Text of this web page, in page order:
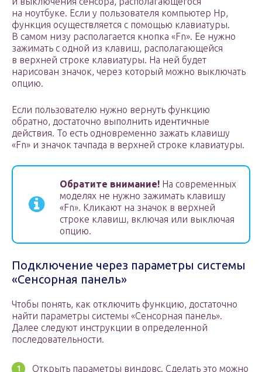
на ноутбуке. Если у пользователя компьютер Hp,
функция осуществляется с помощью клавиатуры.
В самом низу располагается кнопка «Fn». Ее нужно
зажимать с одной из клавиш, располагающейся
в верхней строке клавиатуры. На ней будет
нарисован значок, через который можно выключать
опцию.
Если пользователю нужно вернуть функцию
обратно, достаточно выполнить идентичные
действия. То есть одновременно зажать клавишу
«Fn» и значок тачпада в верхней строке клавиатуры.
Обратите внимание! На современных
моделях не нужно зажимать клавишу
«Fn». Кликают на значок в верхней
строке клавиш, включая или выключая
опцию.
Подключение через параметры системы
«Сенсорная панель»
Чтобы понять, как отключить функцию, достаточно
найти параметры системы «Сенсорная панель».
Далее следуют инструкции в определенной
последовательности.
Открыть параметры виндовс. Сделать это можно